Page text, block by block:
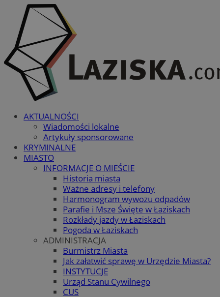
AKTUALNOŚCI
Wiadomości lokalne
Artykuły sponsorowane
KRYMINALNE
MIASTO
INFORMACJE O MIEŚCIE
Historia miasta
Ważne adresy i telefony
Harmonogram wywozu odpadów
Parafie i Msze Święte w Łaziskach
Rozkłady jazdy w Łaziskach
Pogoda w Łaziskach
ADMINISTRACJA
Burmistrz Miasta
Jak załatwić sprawę w Urzędzie Miasta?
INSTYTUCJE
Urząd Stanu Cywilnego
CUS